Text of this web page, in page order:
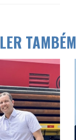
LER TAMBÉM